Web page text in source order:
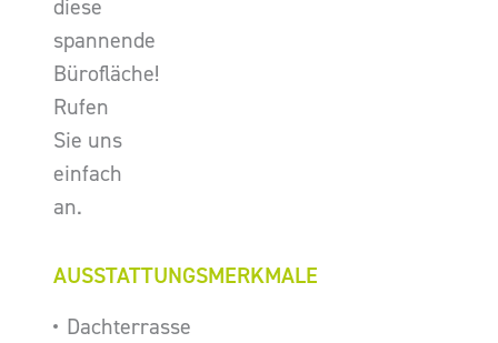
diese
spannende
Bürofläche!
Rufen
Sie uns
einfach
an.
AUSSTATTUNGSMERKMALE
Dachterrasse